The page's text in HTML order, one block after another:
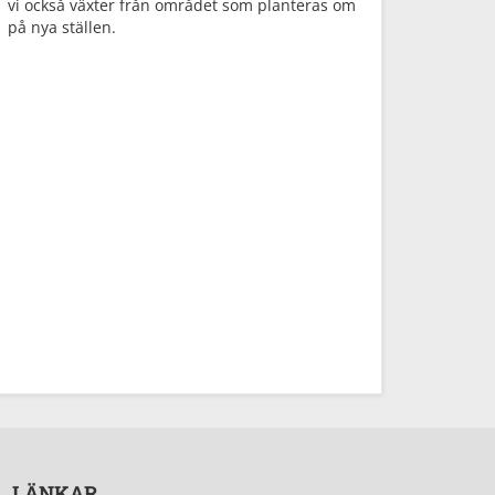
vi också växter från området som planteras om
på nya ställen.